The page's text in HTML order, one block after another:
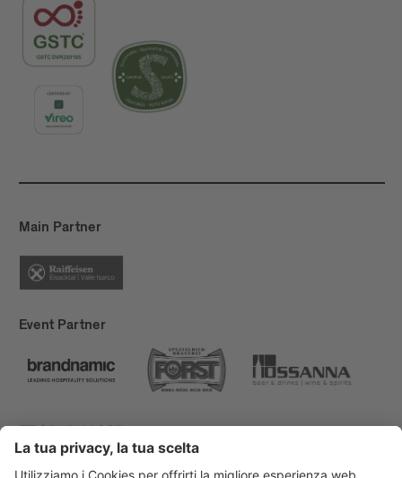
Main Partner
Event Partner